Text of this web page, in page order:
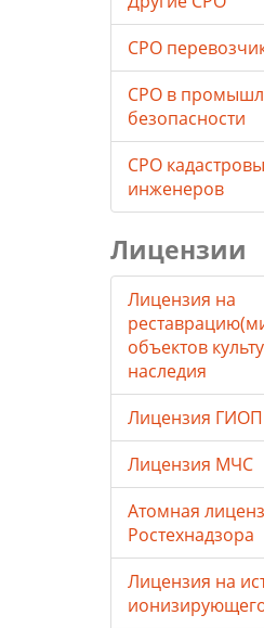
СРО
СРО в
безопасности
СРО
инженеров
Лицензии
Лицензия на
объектов
наследия
Лицензия ГИОП
Лицензия МЧС
Атомная
Ростехнадзора
Лицензия на